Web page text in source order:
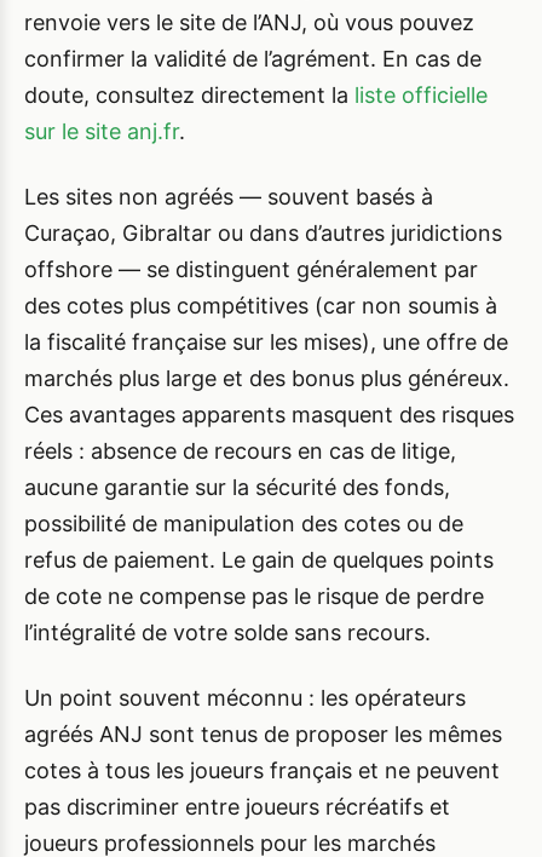
renvoie vers le site de l’ANJ, où vous pouvez
confirmer la validité de l’agrément. En cas de
doute, consultez directement la liste officielle
sur le site anj.fr.
Les sites non agréés — souvent basés à
Curaçao, Gibraltar ou dans d’autres juridictions
offshore — se distinguent généralement par
des cotes plus compétitives (car non soumis à
la fiscalité française sur les mises), une offre de
marchés plus large et des bonus plus généreux.
Ces avantages apparents masquent des risques
réels : absence de recours en cas de litige,
aucune garantie sur la sécurité des fonds,
possibilité de manipulation des cotes ou de
refus de paiement. Le gain de quelques points
de cote ne compense pas le risque de perdre
l’intégralité de votre solde sans recours.
Un point souvent méconnu : les opérateurs
agréés ANJ sont tenus de proposer les mêmes
cotes à tous les joueurs français et ne peuvent
pas discriminer entre joueurs récréatifs et
joueurs professionnels pour les marchés